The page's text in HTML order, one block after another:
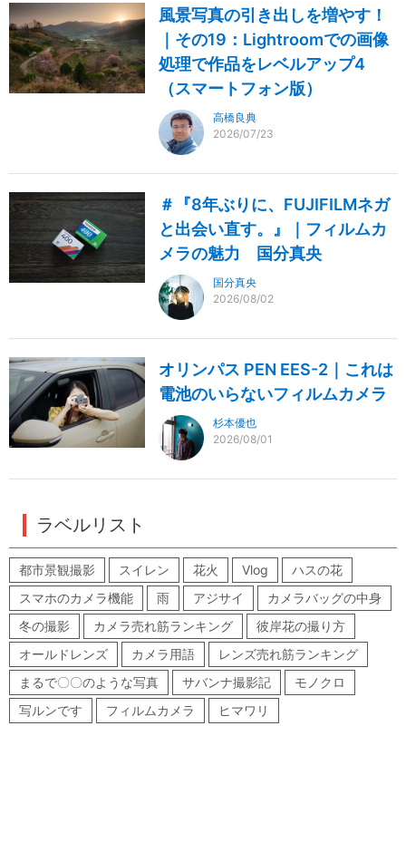
風景写真の引き出しを増やす！
｜その19：Lightroomでの画像
処理で作品をレベルアップ4
（スマートフォン版）
高橋良典
2026/07/23
＃『8年ぶりに、FUJIFILMネガ
と出会い直す。』｜フィルムカ
メラの魅力 国分真央
国分真央
2026/08/02
オリンパス PEN EES-2｜これは
電池のいらないフィルムカメラ
杉本優也
2026/08/01
ラベルリスト
都市景観撮影 スイレン 花火 Vlog
ハスの花
スマホのカメラ機能
雨 アジサイ
カメラバッグの中身
冬の撮影
カメラ売れ筋ランキング
彼岸花の撮り方
オールドレンズ
カメラ用語
レンズ売れ筋ランキング
まるで〇〇のような写真
サバンナ撮影記
モノクロ
写ルンです
フィルムカメラ ヒマワリ